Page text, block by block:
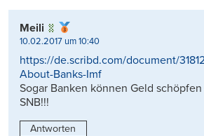
Meili
10.02.2017 um 10:40
https://de.scribd.com/document/
About-Banks-Imf
Sogar Banken können Geld
SNB!!!
Antworten